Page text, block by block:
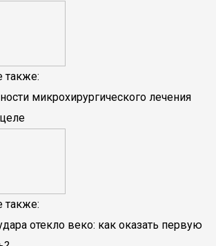
также:
микрохирургического лечения
также:
отекло веко: как оказать первую